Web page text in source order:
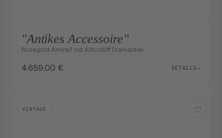
"Antikes Accessoire"
Roségold Armreif mit Altschliff Diamanten
4.659,00 € DETAILS→
VINTAGE